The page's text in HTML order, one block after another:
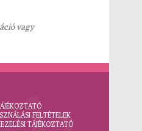
vagy
FELTÉTELEK
TÁJÉKOZTATÓ